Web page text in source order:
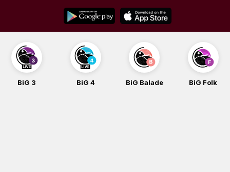
content
BiG 3 BiG 4 BiG Balade BiG Folk